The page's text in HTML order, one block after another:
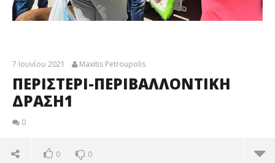
7 Ιουνίου 2021 Maxitis Petroupolis
ΠΕΡΙΣΤΕΡΙ-ΠΕΡΙΒΑΛΛΟΝΤΙΚΗ
ΔΡΑΣΗ1
0
0 0